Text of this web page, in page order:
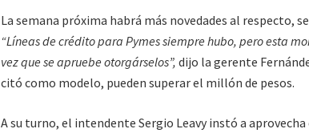
La semana próxima habrá más novedades al respecto,
“Líneas de crédito para Pymes siempre hubo, pero esta
vez que se apruebe otorgárselos”, dijo la gerente
citó como modelo, pueden superar el millón de pesos.
A su turno, el intendente Sergio Leavy instó a